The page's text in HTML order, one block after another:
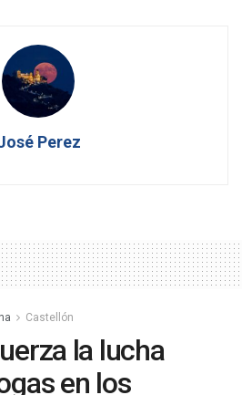
Perez
Castellón
la lucha
en los